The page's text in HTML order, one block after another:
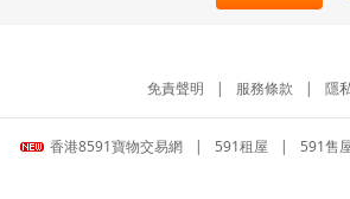
免責聲明 | 服務條款 | 隱
香港8591寶物交易網 | 591租屋 | 591售